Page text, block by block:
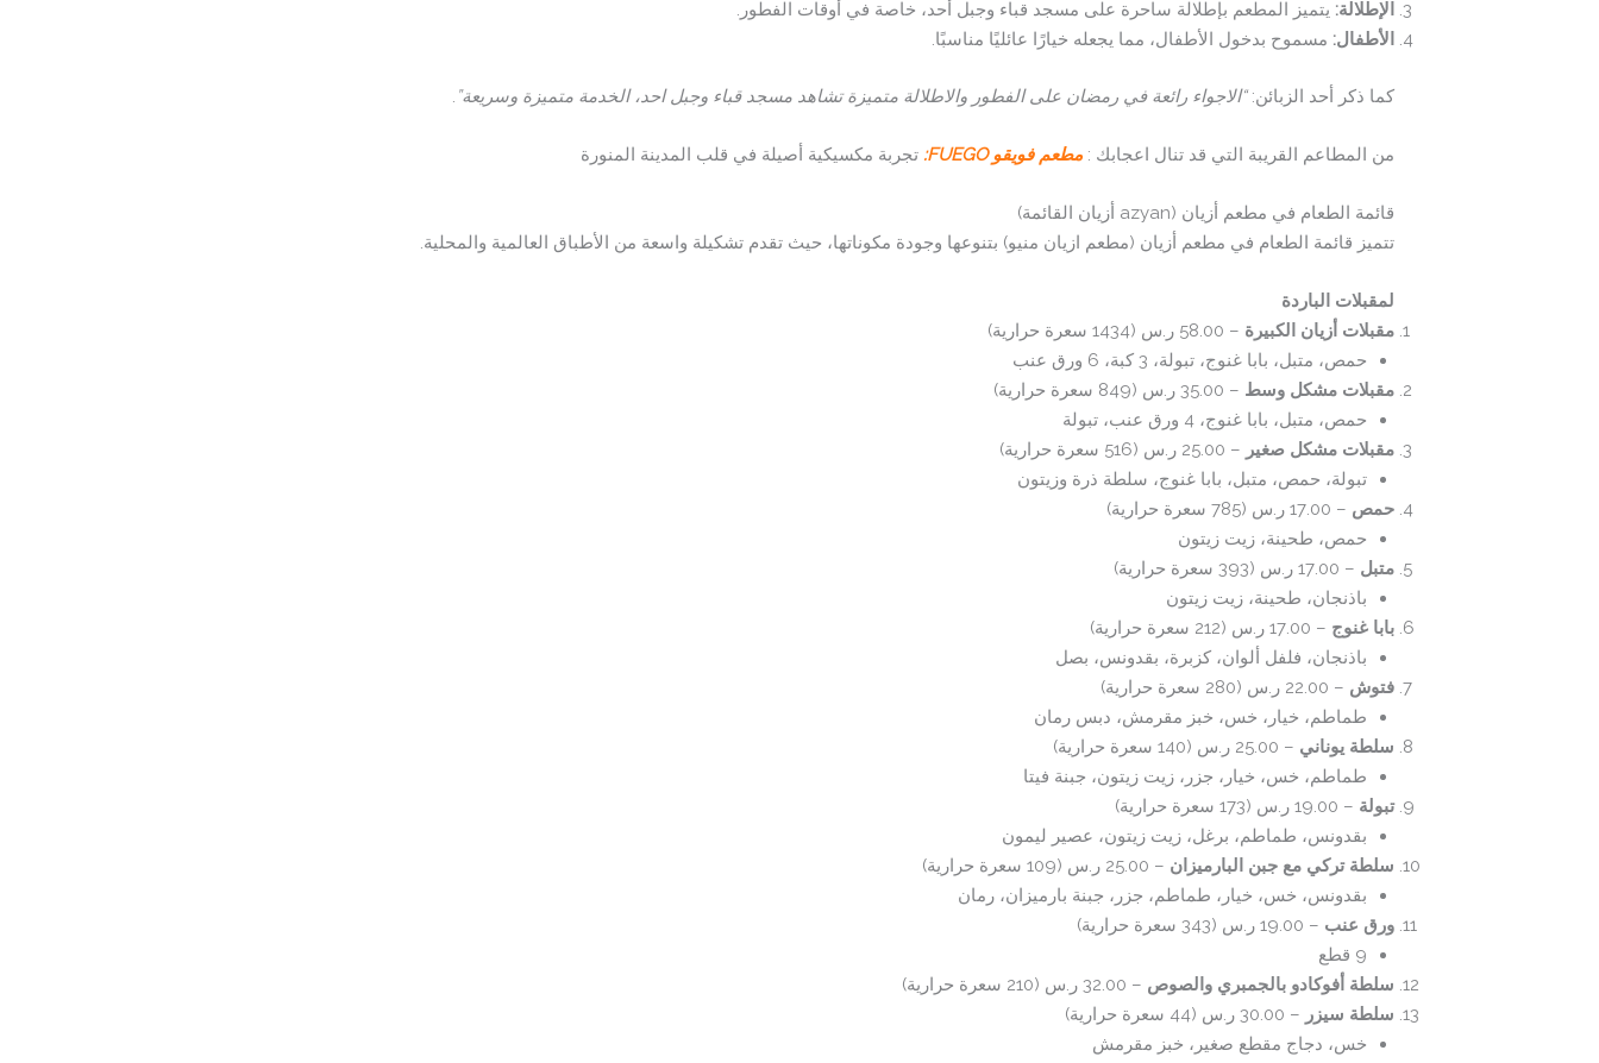
الإطلالة: يتميز المطعم بإطلالة ساحرة على مسجد قباء وجبل أحد، خاصة في أوقات الفطور.
الأطفال: مسموح بدخول الأطفال، مما يجعله خيارًا عائليًا مناسبًا.
كما ذكر أحد الزبائن:“الاجواء رائعة في رمضان على الفطور والاطلالة متميزة تشاهد مسجد قباء وجبل احد، الخدمة متميزة وسريعة” .
من المطاعم القريبة التي قد تنال اعجابك :مطعم فويقو FUEGO: تجربة مكسيكية أصيلة في قلب المدينة المنورة
قائمة الطعام في مطعم أزيان (azyan أزيان القائمة)
تتميز قائمة الطعام في مطعم أزيان (مطعم ازيان منیو) بتنوعها وجودة مكوناتها، حيث تقدم تشكيلة واسعة من الأطباق العالمية والمحلية.
لمقبلات الباردة
مقبلات أزيان الكبيرة – 58.00 ر.س (1434 سعرة حرارية)
حمص، متبل، بابا غنوج، تبولة، 3 كبة، 6 ورق عنب
مقبلات مشكل وسط – 35.00 ر.س (849 سعرة حرارية)
حمص، متبل، بابا غنوج، 4 ورق عنب، تبولة
مقبلات مشكل صغير – 25.00 ر.س (516 سعرة حرارية)
تبولة، حمص، متبل، بابا غنوج، سلطة ذرة وزيتون
حمص – 17.00 ر.س (785 سعرة حرارية)
حمص، طحينة، زيت زيتون
متبل – 17.00 ر.س (393 سعرة حرارية)
باذنجان، طحينة، زيت زيتون
بابا غنوج – 17.00 ر.س (212 سعرة حرارية)
باذنجان، فلفل ألوان، كزبرة، بقدونس، بصل
فتوش – 22.00 ر.س (280 سعرة حرارية)
طماطم، خيار، خس، خبز مقرمش، دبس رمان
سلطة يوناني – 25.00 ر.س (140 سعرة حرارية)
طماطم، خس، خيار، جزر، زيت زيتون، جبنة فيتا
تبولة – 19.00 ر.س (173 سعرة حرارية)
بقدونس، طماطم، برغل، زيت زيتون، عصير ليمون
سلطة تركي مع جبن البارميزان – 25.00 ر.س (109 سعرة حرارية)
بقدونس، خس، خيار، طماطم، جزر، جبنة بارميزان، رمان
ورق عنب – 19.00 ر.س (343 سعرة حرارية)
9 قطع
سلطة أفوكادو بالجمبري والصوص – 32.00 ر.س (210 سعرة حرارية)
سلطة سيزر – 30.00 ر.س (44 سعرة حرارية)
خس، دجاج مقطع صغير، خبز مقرمش